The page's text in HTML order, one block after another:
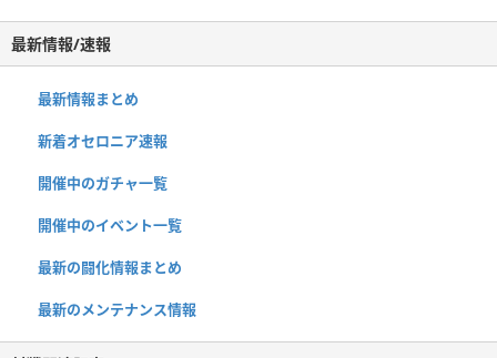
最新情報/速報
最新情報まとめ
新着オセロニア速報
開催中のガチャ一覧
開催中のイベント一覧
最新の闘化情報まとめ
最新のメンテナンス情報